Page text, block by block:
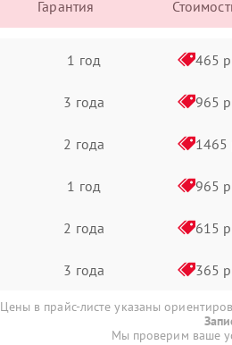
Гарантия
1 год 465 р
3 года 965 р
2 года 1465
1 год 965 р
2 года 615 р
3 года 365 р
Цены в прайс-листе указаны
Мы проверим ваше